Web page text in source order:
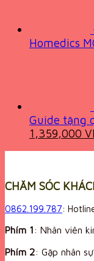
Homedics
Guide tặng
Original
1,359,000
CHĂM SÓC
0862.199.787:
Phím 1: Nhân viên
Phím 2: Gặp nhân sự